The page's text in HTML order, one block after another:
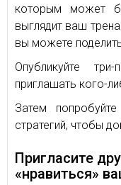
которым может
выглядит ваш
вы можете
Опубликуйте
приглашать кого-
Затем
стратегий, чтобы
Пригласите
«нравиться»